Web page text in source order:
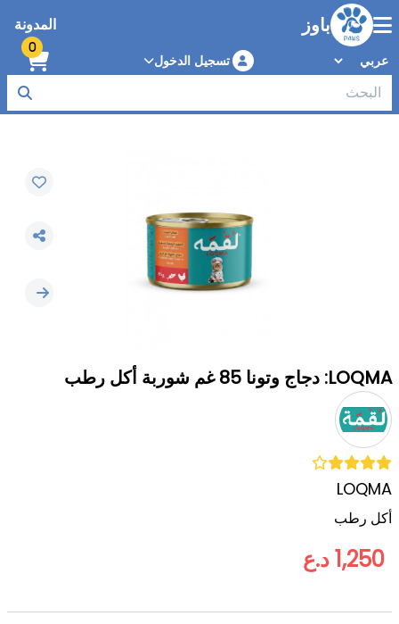
باوز المدونة
تسجيل الدخول
0
LOQMA: دجاج وتونا 85 غم شوربة أكل رطب
LOQMA
أكل رطب
1,250 د.ع